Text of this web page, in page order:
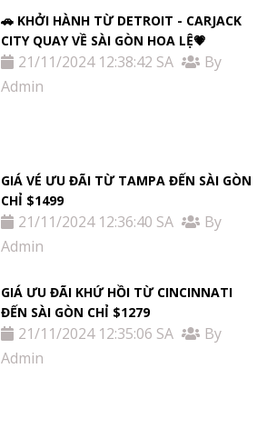
🚗 KHỞI HÀNH TỪ DETROIT - CARJACK
CITY QUAY VỀ SÀI GÒN HOA LỆ💗
21/11/2024 12:38:42 SA
By
Admin
GIÁ VÉ ƯU ĐÃI TỪ TAMPA ĐẾN SÀI GÒN
CHỈ $1499
21/11/2024 12:36:40 SA
By
Admin
GIÁ ƯU ĐÃI KHỨ HỒI TỪ ​​CINCINNATI
ĐẾN SÀI GÒN CHỈ $1279
21/11/2024 12:35:06 SA
By
Admin